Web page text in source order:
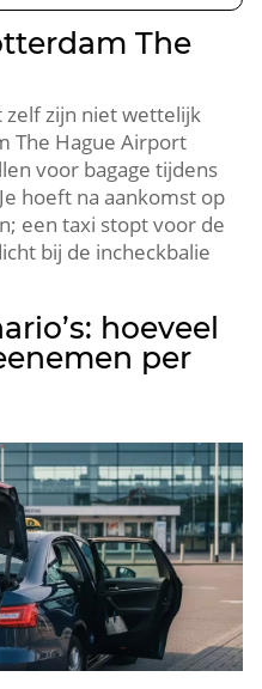
The
zelf zijn niet wettelijk
The Hague Airport
voor bagage tijdens
hoeft na aankomst op
een taxi stopt voor de
bij de incheckbalie
hoeveel
per